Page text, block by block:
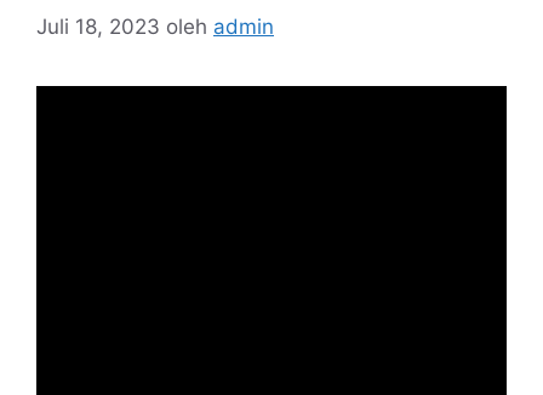
Juli 18, 2023 oleh admin